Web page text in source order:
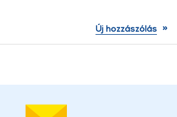
Új hozzászólás »